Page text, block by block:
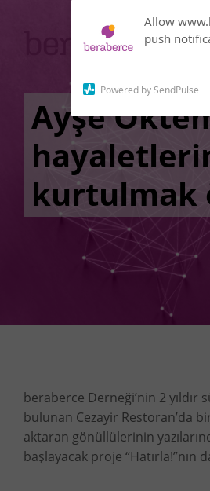
Allow
push
Powered by SendPulse
notifications!
Click the bell icon to
Ayşe
kurtulmak
beraberce Derneği’nin 2 yıldır
bulunan Cezayir Restoran’da
aktaran gönüllülerinin
başlayacak proje “Hatırla!”nın